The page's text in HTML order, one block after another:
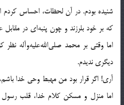
شنیده بودم. در آن لحظات، احساس کردم
که بر خود بلرزند و چون پنبه‌ای در
اما وقتی بر محمد صلی‌الله‌علیه‌و‌آله نظر
دیگری ندیدم.
آری! اگر قرار بود من مهبط وحی خدا
اما منزل و مسکن کلام خدا، قلب رسول